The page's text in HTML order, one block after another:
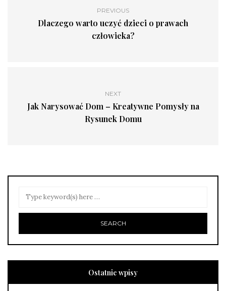
PREVIOUS
Dlaczego warto uczyć dzieci o prawach
człowieka?
NEXT
Jak Narysować Dom – Kreatywne Pomysły na
Rysunek Domu
Ostatnie wpisy